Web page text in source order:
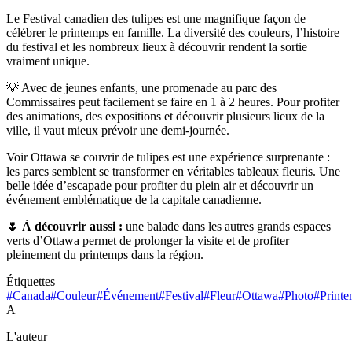
Le Festival canadien des tulipes est une magnifique façon de
célébrer le printemps en famille. La diversité des couleurs, l’histoire
du festival et les nombreux lieux à découvrir rendent la sortie
vraiment unique.
💡 Avec de jeunes enfants, une promenade au parc des
Commissaires peut facilement se faire en 1 à 2 heures. Pour profiter
des animations, des expositions et découvrir plusieurs lieux de la
ville, il vaut mieux prévoir une demi-journée.
Voir Ottawa se couvrir de tulipes est une expérience surprenante :
les parcs semblent se transformer en véritables tableaux fleuris. Une
belle idée d’escapade pour profiter du plein air et découvrir un
événement emblématique de la capitale canadienne.
🌷 À découvrir aussi : une balade dans les autres grands espaces
verts d’Ottawa permet de prolonger la visite et de profiter
pleinement du printemps dans la région.
Étiquettes
#Canada#Couleur#Événement#Festival#Fleur#Ottawa#Photo
A
L'auteur